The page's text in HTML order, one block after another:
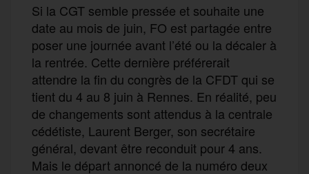
Si la CGT semble pressée et souhaite une
date au mois de juin, FO est partagée entre
poser une journée avant l’été ou la décaler à
la rentrée. Cette dernière préférerait
attendre la fin du congrès de la CFDT qui se
tient du 4 au 8 juin à Rennes. En réalité, peu
de changements sont attendus à la centrale
cédétiste, Laurent Berger, son secrétaire
général, devant être reconduit pour 4 ans.
Mais le départ annoncé de la numéro deux